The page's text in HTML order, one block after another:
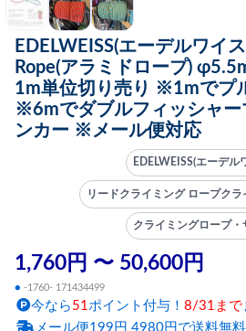
EDELWEISS(エーデルワイ
Rope(アラミドロープ)
1m単位切り売り ※1mでプ
※6mでダブルフィッシャー
ンカー ※メール便対応
EDELWEISS(エーデル
リードクライミング ロープクラ
クライミングロープ・
1,760円 〜 50,600円
● -1760- 171434499
今なら 51ポイント付与！ 8/31まで
メール便199円 4980円で送料無料